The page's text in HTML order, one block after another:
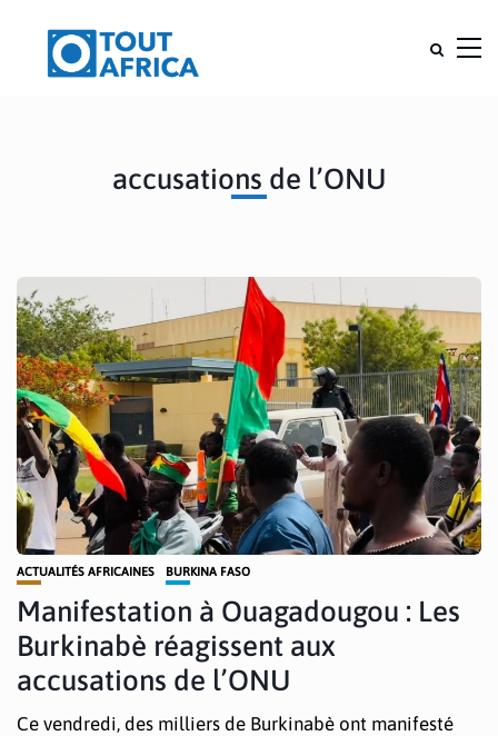
accusations de l’ONU
ACTUALITÉS AFRICAINES BURKINA FASO
Manifestation à Ouagadougou : Les
Burkinabè réagissent aux
accusations de l’ONU
Ce vendredi, des milliers de Burkinabè ont manifesté